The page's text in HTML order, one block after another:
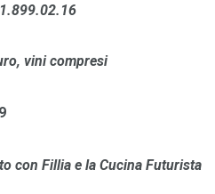
vini compresi
con Fillia e la Cucina Futurista